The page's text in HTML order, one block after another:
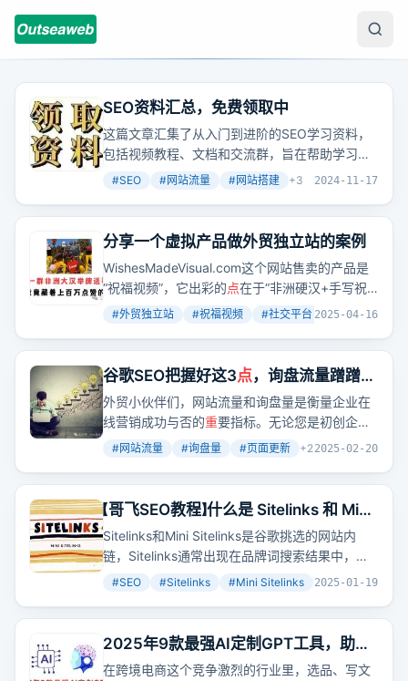
SEO资料汇总，免费领取中
这篇文章汇集了从入门到进阶的SEO学习资料，
包括视频教程、文档和交流群，旨在帮助学习者
系统掌握SEO技能，提升网站流量。
#SEO #网站流量 #网站搭建 +3 2024-11-17
分享一个虚拟产品做外贸独立站的案例
WishesMadeVisual.com这个网站售卖的产品是
“祝福视频”，它出彩的点在于“非洲硬汉+手写祝
福牌”这个极具视觉冲击力和传播性的创意包装。
间设置得很聪明，还做了产品延伸，强化了可定
制化体验和复购率。网站的TikTok账号拥有54.9
万粉丝、2100万 点 赞，已经可以稳定带货。网站
有在Google和TikTok上做广告投放，但广告并不
是主要的获客手段，核心还是靠自然内容刷屏
+社交口碑传播。这种商业模式本质上是内容包
外社交账号运营经验、能组建或对接“演员资
源”、不介意做重复单一操作的人。
#外贸独立站 #祝福视频 #社交平台 +4
2025-04-16
谷歌SEO把握好这3点，询盘流量蹭蹭上
涨！
外贸小伙伴们，网站流量和询盘量是衡量企业在
线营销成功与否的重要指标。无论您是初创企业
还是成熟企业，肯定都希望自己的网站能够吸引
何才能让网站流量持续增长、询盘量不断攀升
呢？其实，只需做到以下三 点，你的网站流量和
询盘量就会蹭蹭上涨！
#网站流量 #询盘量 #页面更新 +22025-02-20
【哥飞SEO教程】什么是 Sitelinks 和 Mini
Sitelinks？如何让自己网站出现
Sitelinks？
Sitelinks和Mini Sitelinks是谷歌挑选的网站内
链，Sitelinks通常出现在品牌词搜索结果中，且
只有第一名会出现，Mini Sitelinks则只显示一
屏，且别人很难抢走排名。要让网站出现
Sitelinks，可通过设置全站导航条、增加页面内
链和外链等方式辅助谷歌识别
要网页。
#SEO #Sitelinks #Mini Sitelinks +5
2025-01-19
2025年9款最强AI定制GPT工具，助力
你的独立站更上一层楼！
在跨境电商这个竞争激烈的行业里，选品、写文